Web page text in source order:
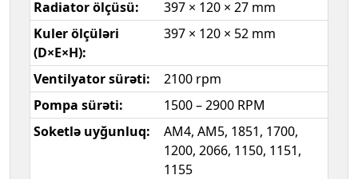
Radiator ölçüsü:
397 × 120 × 27 mm
Kuler ölçüləri
(D×E×H):
397 × 120 × 52 mm
Ventilyator sürəti:
2100 rpm
Pompa sürəti:
1500 – 2900 RPM
Soketlə uyğunluq:
AM4, AM5, 1851, 1700,
1200, 2066, 1150, 1151,
1155